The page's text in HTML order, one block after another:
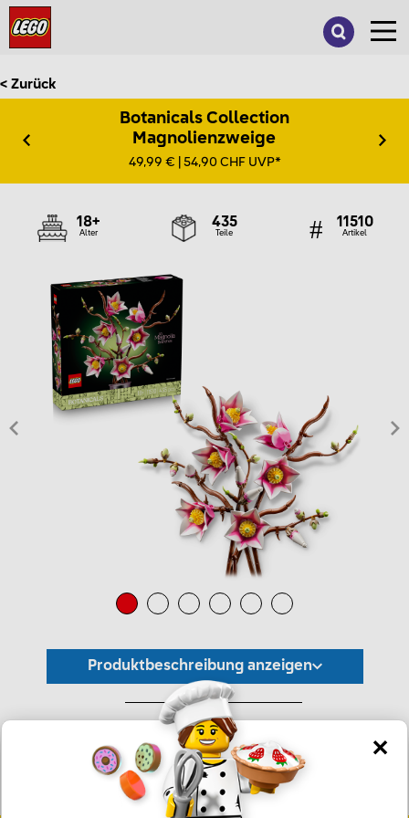
< Zurück
Botanicals Collection
Magnolienzweige
49,99 € | 54,90 CHF UVP*
18+
Alter
435
Teile
11510
Artikel
Produktbeschreibung anzeigen
*Unverbindliche Preisempfehlung -
Die Preisgestaltung liegt im alleinigen Ermessen des Händlers